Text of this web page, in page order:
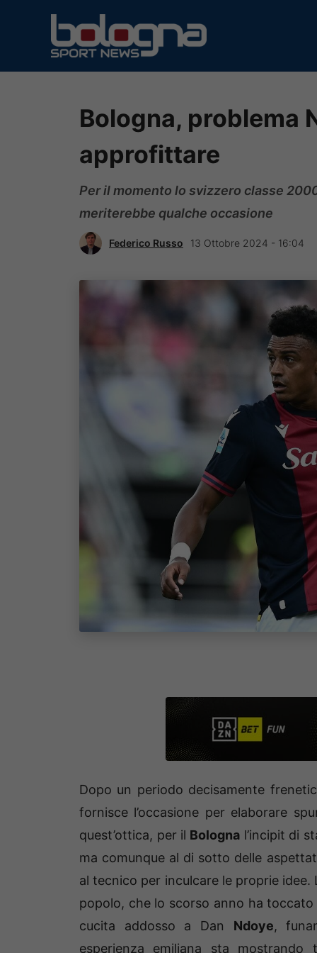
contenuto
Bologna, problema
approfittare
Per il momento lo svizzero classe
meriterebbe qualche occasione
Federico Russo 13 Ottobre 2024 - 16:04
Dopo un periodo decisamente
fornisce l’occasione per elaborare
quest’ottica, per il Bologna l’incipit di
ma comunque al di sotto delle
al tecnico per inculcare le proprie idee.
popolo, che lo scorso anno ha
cucita addosso a Dan Ndoye,
esperienza emiliana sta